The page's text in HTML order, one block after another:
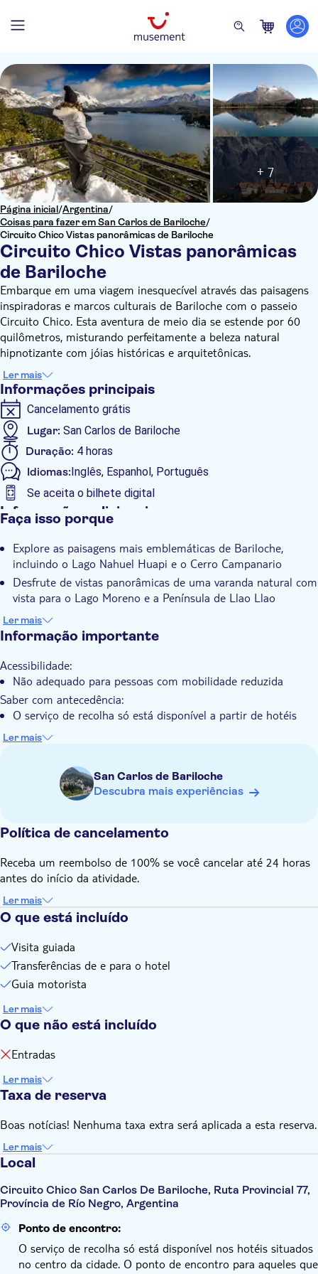
Página inicial/Argentina/
Coisas para fazer em San Carlos de Bariloche/
Circuito Chico Vistas panorâmicas de Bariloche
Circuito Chico Vistas panorâmicas
de Bariloche
+ 7
Embarque em uma viagem inesquecível através das paisagens
inspiradoras e marcos culturais de Bariloche com o passeio
Circuito Chico. Esta aventura de meio dia se estende por 60
quilômetros, misturando perfeitamente a beleza natural
hipnotizante com jóias históricas e arquitetônicas.
Comece a sua exploração na Playa Bonita, onde pode apreciar
as vistas da Ilha Huemul. A sua aventura continua passando
pelo famoso Hotel Llao Llao e a encantadora Capela de San
Eduardo. De seguida, faça uma pausa num miradouro que
oferece vistas deslumbrantes sobre o Lago Moreno e a
Península de Llao Llao.
Ao longo da rota, desfrute de florestas verdejantes, águas
cintilantes e marcos icónicos como a Ponte Angostura e a
Bahía López. Conclua a sua viagem com um passeio
panorâmico pela Lagoa El Trébol antes de regressar ao centro
da cidade. Este passeio oferece uma mistura ideal de cultura,
para qualquer visitante de Bariloche.
Ler mais
Informações principais
Cancelamento grátis
Lugar: San Carlos de Bariloche
Duração: 4 horas
Idiomas:Inglês, Espanhol, Português
Se aceita o bilhete digital
Informações adicionais
Tour guiado
Local touch
Pick up no hotel
Transporte incluído
Faça isso porque
Explore as paisagens mais emblemáticas de Bariloche,
incluindo o Lago Nahuel Huapi e o Cerro Campanario
Desfrute de vistas panorâmicas de uma varanda natural com
vista para o Lago Moreno e a Península de Llao Llao
Capture fotografias inesquecíveis de lagos, florestas e picos
de montanhas
Ler mais
Informação importante
Acessibilidade:
Não adequado para pessoas com mobilidade reduzida
Saber com antecedência:
O serviço de recolha só está disponível a partir de hotéis
localizados no centro da cidade. Por favor, forneça os
detalhes do seu alojamento após a reserva para organizar a
Os horários de recolha serão confirmados 24 horas antes do
passeio. Os horários são aproximados e podem variar
É necessário um mínimo de dois passageiros para efetuar a
Não se esqueça de trazer:
Calçado confortável
Ler mais
San Carlos de Bariloche
Descubra mais experiências
Política de cancelamento
Receba um reembolso de 100% se você cancelar até 24 horas
antes do início da atividade.
Ler mais
O que está incluído
Visita guiada
Transferências de e para o hotel
Guia motorista
Ler mais
O que não está incluído
Entradas
Ler mais
Taxa de reserva
Boas notícias! Nenhuma taxa extra será aplicada a esta reserva.
Ler mais
Local
Circuito Chico San Carlos De Bariloche, Ruta Provincial 77,
Província de Río Negro, Argentina
Ponto de encontro:
O serviço de recolha só está disponível nos hotéis situados
no centro da cidade. O ponto de encontro para aqueles que